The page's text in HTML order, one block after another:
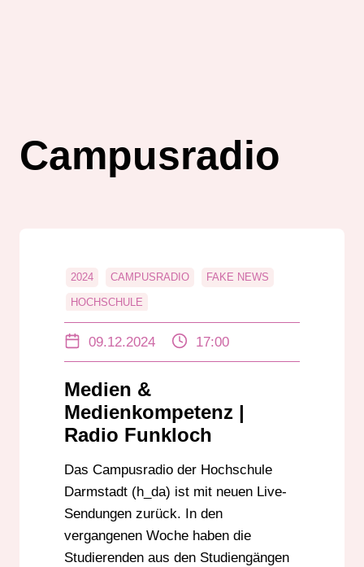
Campusradio
2024 CAMPUSRADIO FAKE NEWS
HOCHSCHULE
JOURNALISMUS
ONLINE-JOURNALISMUS SOCIAL MEDIA
SOUND MUSIC AND PRODUCTION
09.12.2024 17:00
Medien &
Medienkompetenz |
Radio Funkloch
Das Campusradio der Hochschule
Darmstadt (h_da) ist mit neuen Live-
Sendungen zurück. In den
vergangenen Woche haben die
Studierenden aus den Studiengängen